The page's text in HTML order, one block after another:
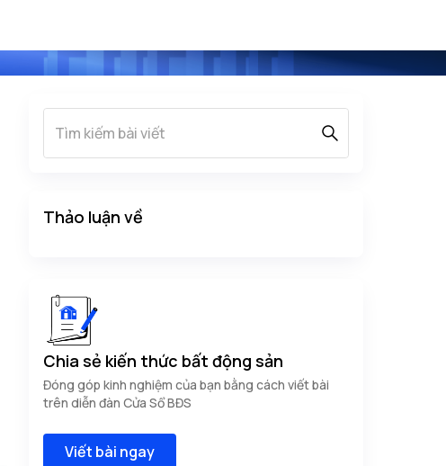
Thảo luận về
Chia sẻ kiến thức bất động sản
Đóng góp kinh nghiệm của bạn bằng cách viết bài
trên diễn đàn Cửa Sổ BĐS
Viết bài ngay